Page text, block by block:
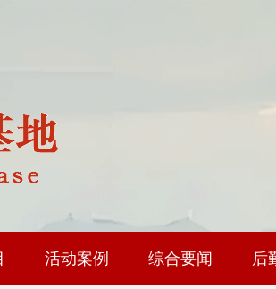
活动案例 综合要闻 后
· 2026年干部培
· 新时代干部培训